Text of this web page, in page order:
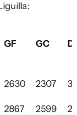
GF GC
2630 2307
2867 2599